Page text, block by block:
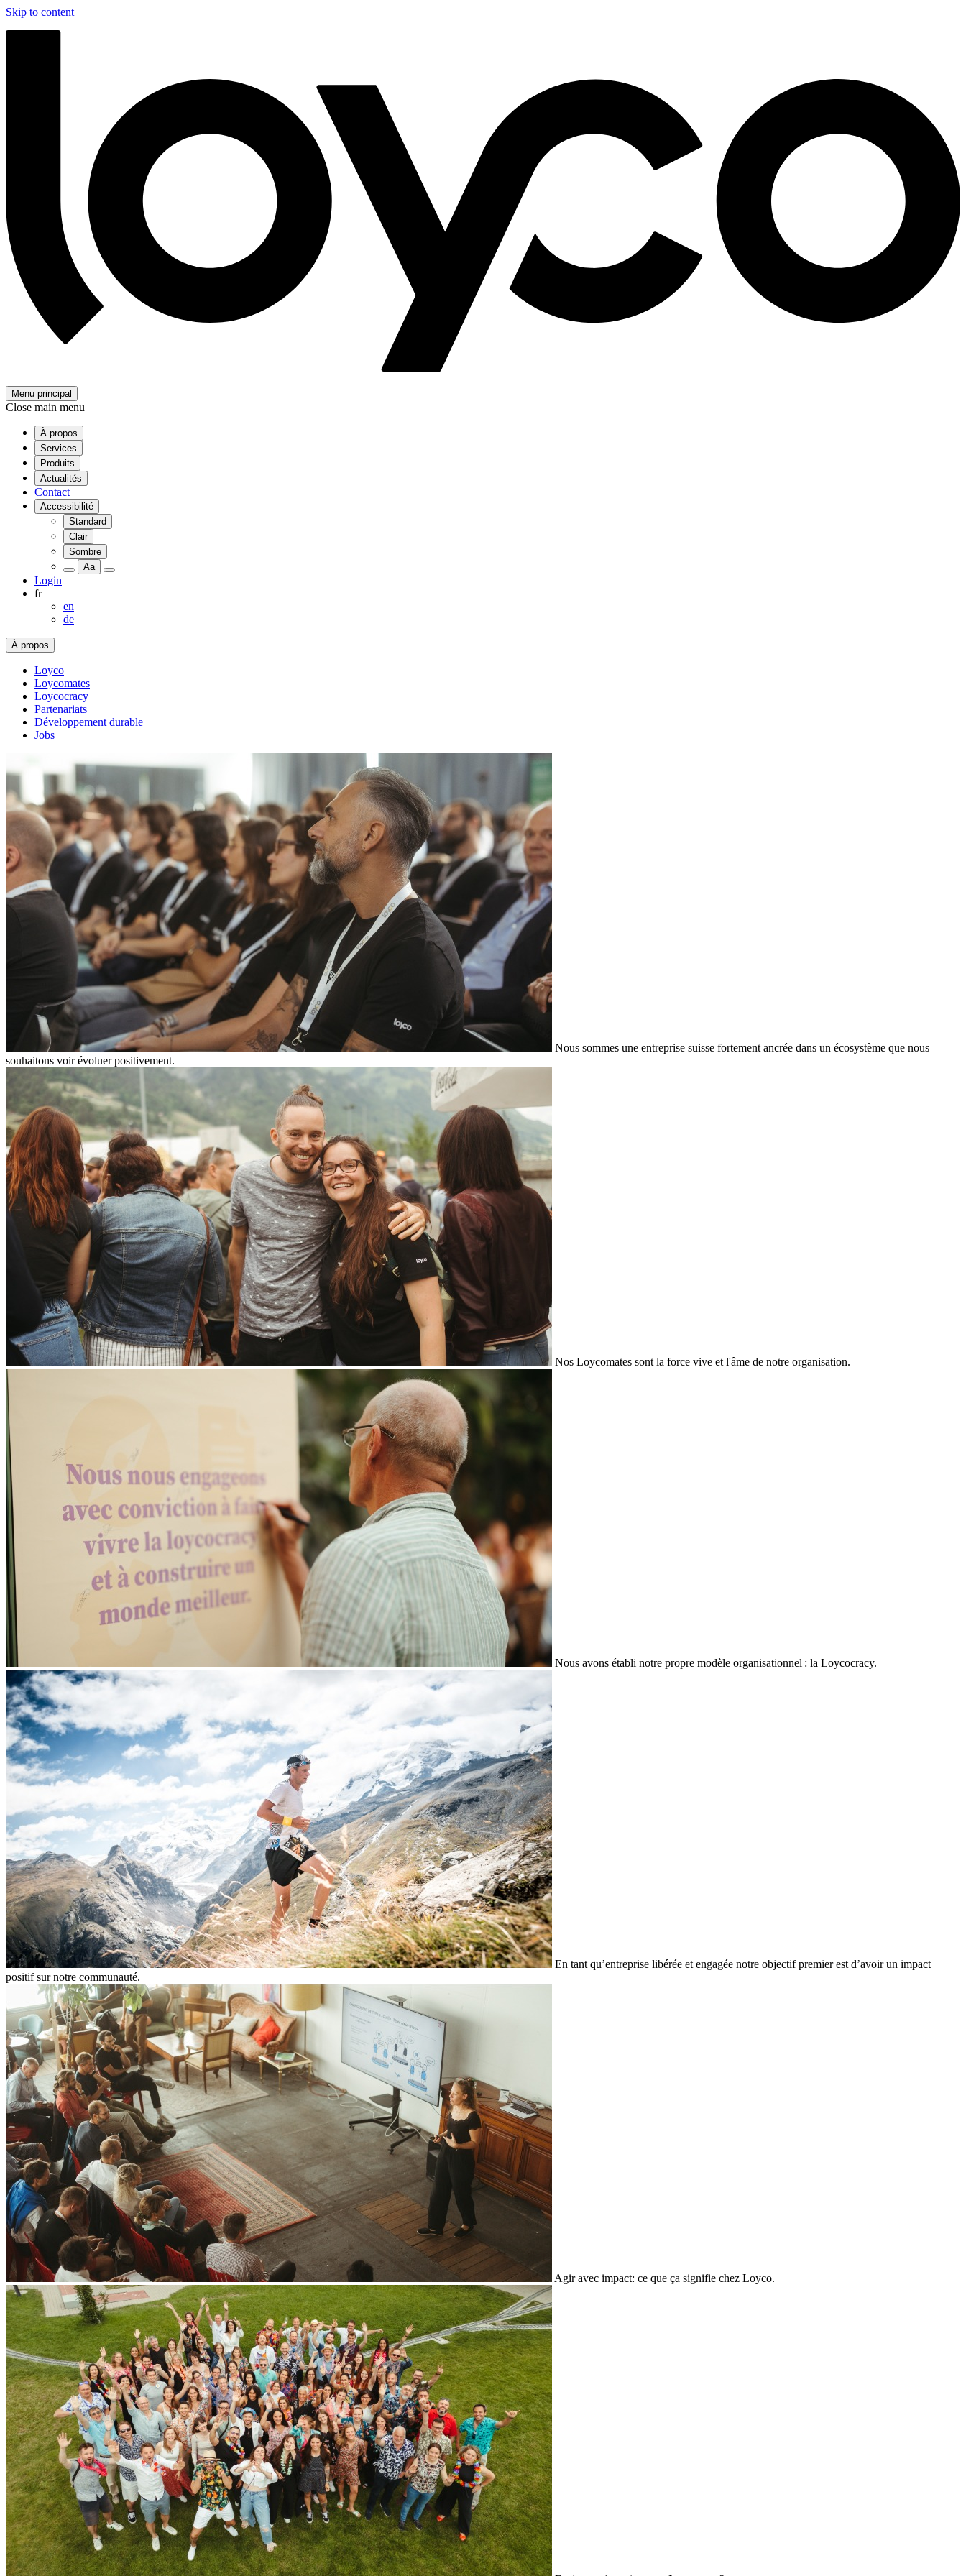
Skip to content
Menu principal
Close main menu
À propos
Services
Produits
Actualités
Contact
Accessibilité
Standard
Clair
Sombre
Aa
Login
fr
en
de
À propos
Loyco
Loycomates
Loycocracy
Partenariats
Développement durable
Jobs
Nous sommes une entreprise suisse fortement ancrée dans un écosystème que nous
souhaitons voir évoluer positivement.
Nos Loycomates sont la force vive et l'âme de notre organisation.
Nous avons établi notre propre modèle organisationnel : la Loycocracy.
En tant qu’entreprise libérée et engagée notre objectif premier est d’avoir un impact
positif sur notre communauté.
Agir avec impact: ce que ça signifie chez Loyco.